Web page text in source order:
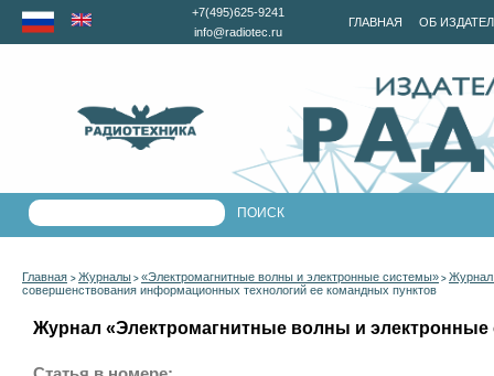
ГЛАВНАЯ ОБ
+7(495)625-9241
info@radiotec.ru
Главная > Журналы > «Электромагнитные волны и электронные системы» > Журнал
совершенствования информационных технологий ее командных пунктов
Журнал «Электромагнитные волны и электронные